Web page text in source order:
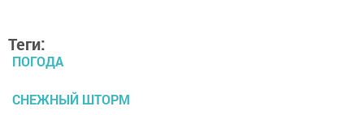
Теги:
ПОГОДА
СНЕЖНЫЙ ШТОРМ